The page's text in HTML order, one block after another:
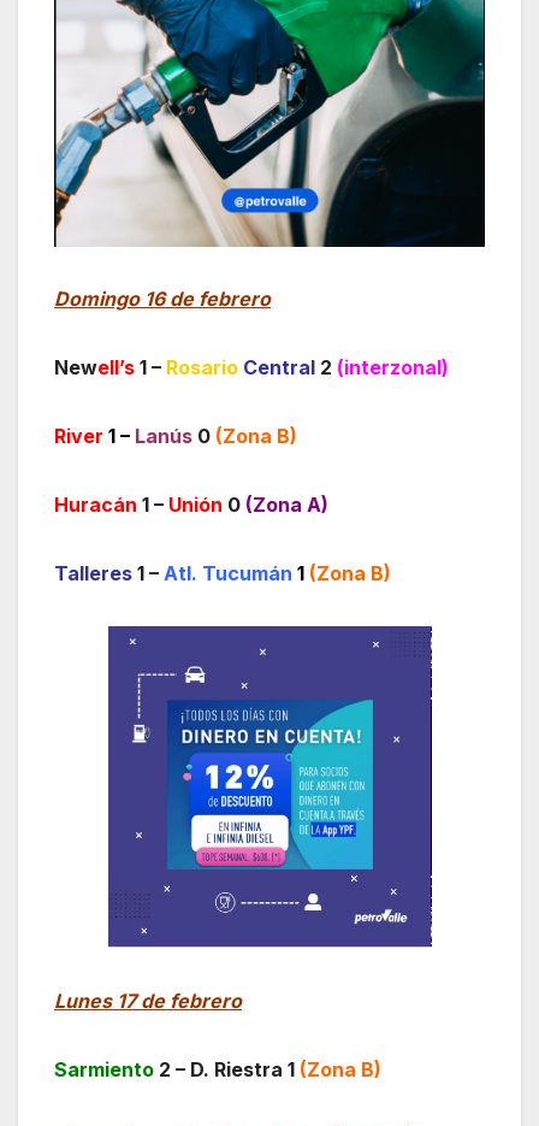
Domingo 16 de febrero
Newell’s 1 – Rosario Central 2 (interzonal)
River 1 – Lanús 0 (Zona B)
Huracán 1 – Unión 0 (Zona A)
Talleres 1 – Atl. Tucumán 1 (Zona B)
Lunes 17 de febrero
Sarmiento 2 – D. Riestra 1 (Zona B)